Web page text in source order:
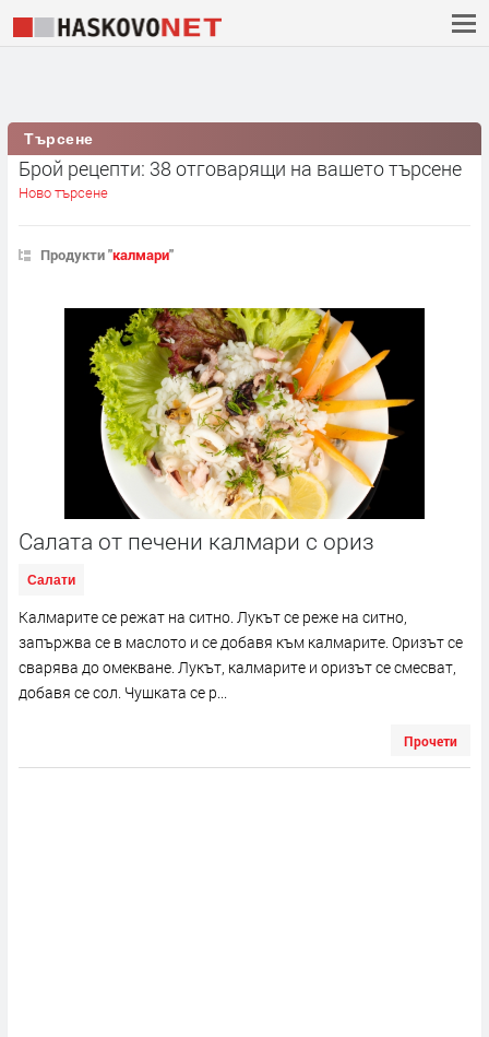
Търсене
Брой рецепти: 38 отговарящи на вашето търсене
Ново търсене
Продукти "калмари"
Салата от печени калмари с ориз
Салати
Калмарите се режат на ситно. Лукът се реже на ситно,
запържва се в маслото и се добавя към калмарите. Оризът се
сварява до омекване. Лукът, калмарите и оризът се смесват,
добавя се сол. Чушката се р...
Прочети